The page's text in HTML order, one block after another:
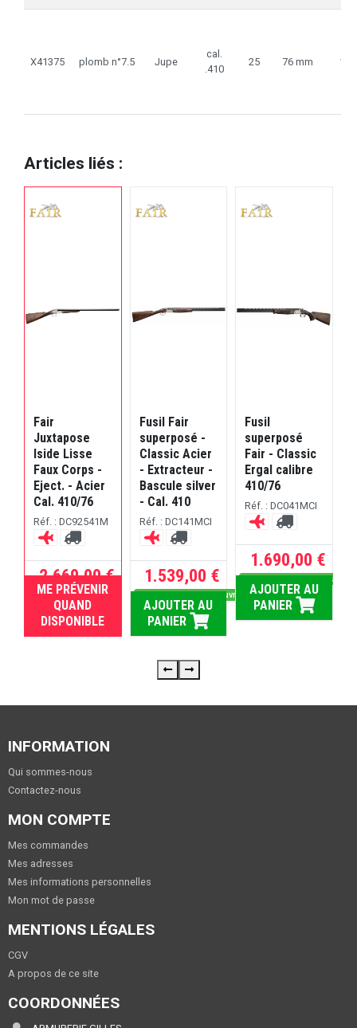
X41375 plomb n°7.5 Jupe
cal.
.410
25 76 mm 16
Articles liés :
Fair
Juxtapose
Iside Lisse
Faux Corps -
Eject. - Acier
Cal. 410/76
Réf. : DC92541M
2.669,00 €
RUPTURE
ME PRÉVENIR
QUAND
DISPONIBLE
Fusil Fair
superposé -
Classic Acier
- Extracteur -
Bascule silver
- Cal. 410
Réf. : DC141MCI
1.539,00 €
Dispo sous 5 jours ouvrés
AJOUTER AU
PANIER
Fusil
superposé
Fair - Classic
Ergal calibre
410/76
Réf. : DC041MCI
1.690,00 €
Dispo sous 5 jours ouvrés
AJOUTER AU
PANIER
INFORMATION
Qui sommes-nous
Contactez-nous
MON COMPTE
Mes commandes
Mes adresses
Mes informations personnelles
Mon mot de passe
MENTIONS LÉGALES
CGV
A propos de ce site
COORDONNÉES